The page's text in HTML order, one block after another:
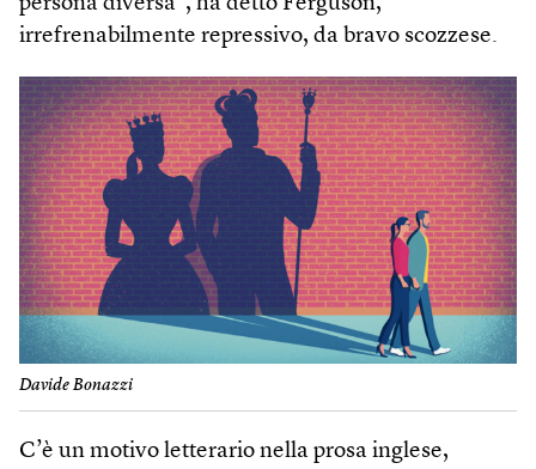
persona diversa”, ha detto Ferguson,
irrefrenabilmente repressivo, da bravo scozzese.
Davide Bonazzi
C’è un motivo letterario nella prosa inglese,